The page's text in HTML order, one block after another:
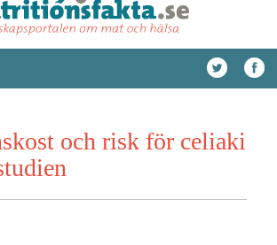
och risk för celiaki